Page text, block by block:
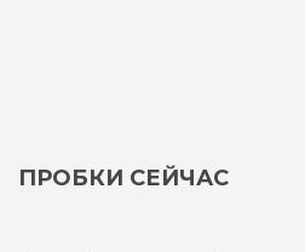
ПРОБКИ СЕЙЧАС